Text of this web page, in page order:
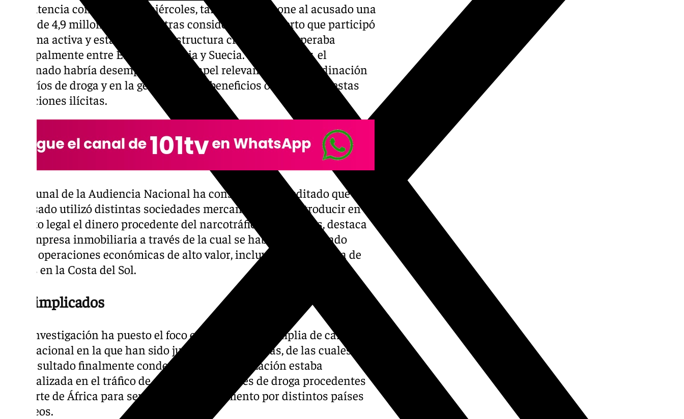
La sentencia conocida este miércoles, también le impone al acusado una
multa de 4,9 millones de euros, tras considerar como cierto que participó
de forma activa y estable en una estructura criminal que operaba
principalmente entre España, Francia y Suecia. Según el juez, el
condenado habría desempeñado un papel relevante en la coordinación
de envíos de droga y en la gestión de los beneficios obtenidos de estas
operaciones ilícitas.
El tribunal de la Audiencia Nacional ha considerado acreditado que el
procesado utilizó distintas sociedades mercantiles para introducir en el
circuito legal el dinero procedente del narcotráfico. Entre ellas, destaca
una empresa inmobiliaria a través de la cual se habrían canalizado
varias operaciones económicas de alto valor, incluyendo la compra de
bienes en la Costa del Sol.
Más implicados
Esta investigación ha puesto el foco en una red más amplia de carácter
internacional en la que han sido juzgadas 24 personas, de las cuales 21
han resultado finalmente condenadas. La organización estaba
especializada en el tráfico de grandes cantidades de droga procedentes
del norte de África para ser puesta en movimiento por distintos países
europeos.